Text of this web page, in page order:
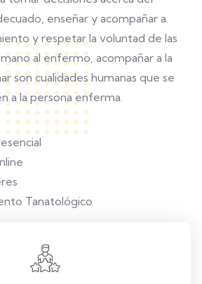
enseñar y acompañar a
y respetar la voluntad de las
al enfermo, acompañar a la
son cualidades humanas que se
a la persona enferma.
Tanatológico